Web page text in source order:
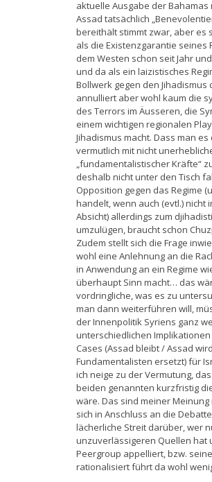
aktuelle Ausgabe der Bahamas
Assad tatsächlich
bereithält stimmt zwar, aber es
als die Existenzgarantie seines
dem Westen schon seit Jahr
und da als ein laizistisches
Bollwerk gegen den Jihadismus
annulliert aber wohl kaum die
des Terrors im Äusseren, die
einem wichtigen regionalen
Jihadismus macht. Dass man
vermutlich mit nicht
„fundamentalistischer Kräfte“
deshalb nicht unter den Tisch
Opposition gegen das Regime
handelt, wenn auch (evtl.) nicht
Absicht) allerdings zum
umzulügen, braucht schon
Zudem stellt sich die Frage
wohl eine Anlehnung an die
in Anwendung an ein Regime
überhaupt Sinn macht… das
vordringliche, was es zu
man dann weiterführen will,
der Innenpolitik Syriens ganz
unterschiedlichen
Cases (Assad bleibt / Assad
Fundamentalisten ersetzt) für
ich neige zu der Vermutung,
beiden genannten kurzfristig
wäre. Das sind meiner Meinung
sich in Anschluss an die
lächerliche Streit darüber, wer
unzuverlässigeren Quellen hat
Peergroup appelliert, bzw.
rationalisiert führt da wohl